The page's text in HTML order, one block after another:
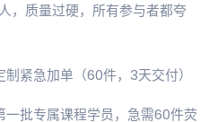
，质量过硬，所有参与者都夸
紧急加单（60件，3天交付）
批专属课程学员，急需60件荧